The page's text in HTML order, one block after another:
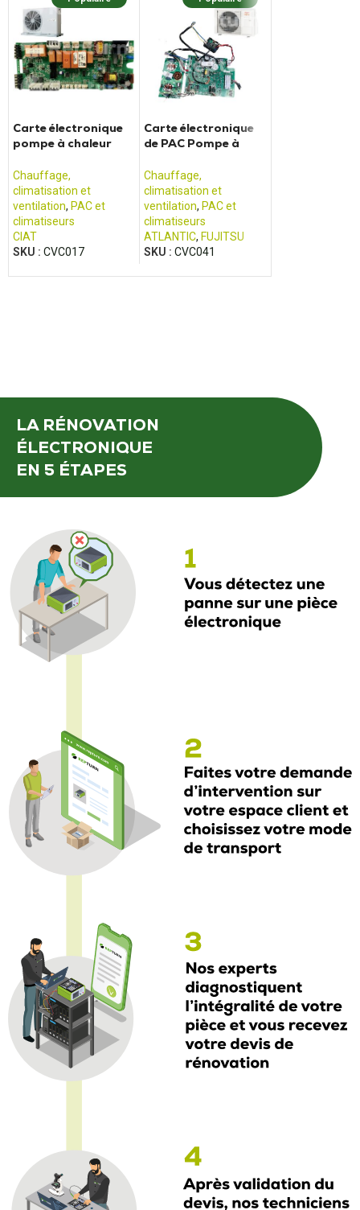
Carte électronique
pompe à chaleur
Chauffage,
climatisation et
ventilation, PAC et
climatiseurs
CIAT
SKU : CVC017
Carte électronique
de PAC Pompe à
K08BH
Chauffage,
climatisation et
ventilation, PAC et
climatiseurs
ATLANTIC, FUJITSU
SKU : CVC041
LA RÉNOVATION
ÉLECTRONIQUE
EN 5 ÉTAPES